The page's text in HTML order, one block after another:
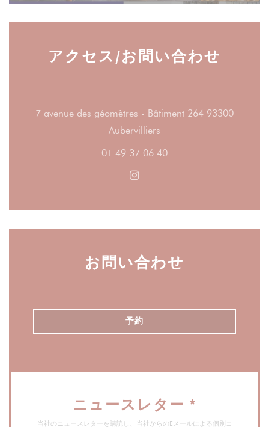
アクセス/お問い合わせ
7 avenue des géomètres - Bâtiment 264 93300
Aubervilliers
01 49 37 06 40
Instagram ((新しいウィンド
お問い合わせ
予約
ニュースレター *
当社のニュースレターを購読し、当社からのEメールによる個別コ